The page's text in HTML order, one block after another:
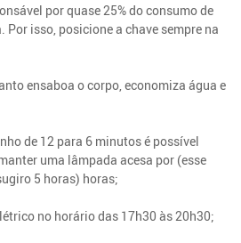
por quase 25% do consumo de
Por isso, posicione a chave sempre na
ensaboa o corpo, economiza água e
de 12 para 6 minutos é possível
uma lâmpada acesa por (esse
5 horas) horas;
no horário das 17h30 às 20h30;